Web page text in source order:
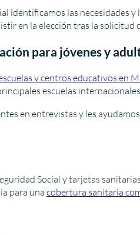
identificamos las necesidades y
en la elección tras la solicitud
para jóvenes y
y centros educativos en
escuelas
en entrevistas y les
Social y tarjetas
para una cobertura sanitaria